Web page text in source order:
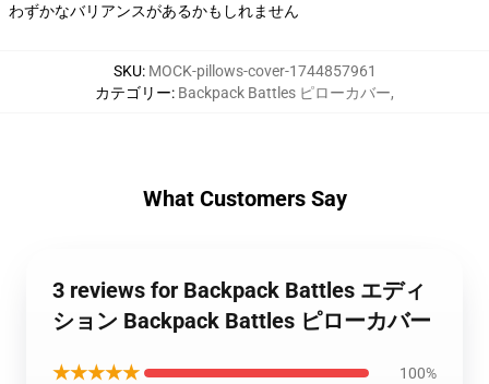
わずかなバリアンスがあるかもしれません
SKU: MOCK-pillows-cover-1744857961
カテゴリー: Backpack Battles ピローカバー,
What Customers Say
3 reviews for Backpack Battles エディ
ション Backpack Battles ピローカバー
★★★★★ 100%